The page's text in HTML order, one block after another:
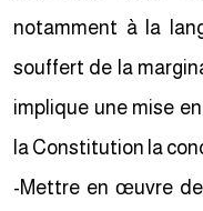
notamment à la
souffert de la
implique une mise
la Constitution la
-Mettre en œuvre